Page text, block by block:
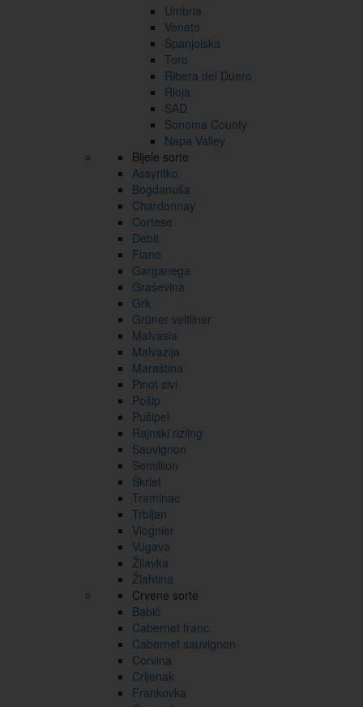
Umbria
Veneto
Španjolska
Toro
Ribera del Duero
Rioja
SAD
Sonoma County
Napa Valley
Bijele sorte
Assyritko
Bogdanuša
Chardonnay
Cortese
Debit
Fiano
Garganega
Graševina
Grk
Grüner veltliner
Malvasia
Malvazija
Maraština
Pinot sivi
Pošip
Pušipel
Rajnski rizling
Sauvignon
Semillion
Škrlet
Traminac
Trbljan
Viognier
Vugava
Žilavka
Žlahtina
Crvene sorte
Babić
Cabernet franc
Cabernet sauvignon
Corvina
Crljenak
Frankovka